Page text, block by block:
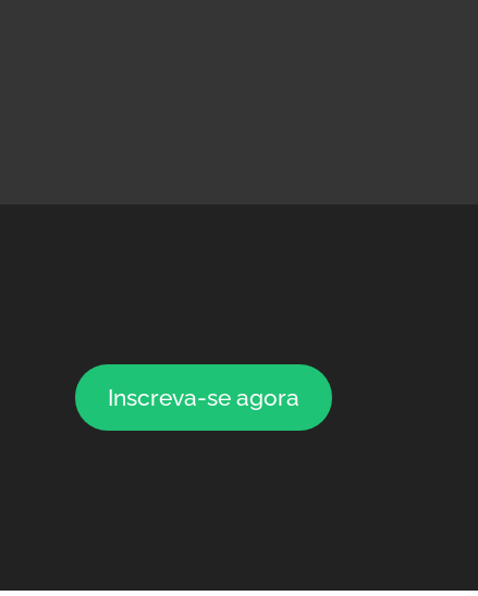
Inscreva-se agora